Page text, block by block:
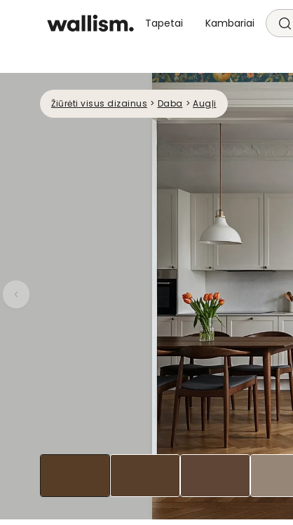
Tapetai Kambariai
Žiūrėti visus dizainus > Daba > Augļi